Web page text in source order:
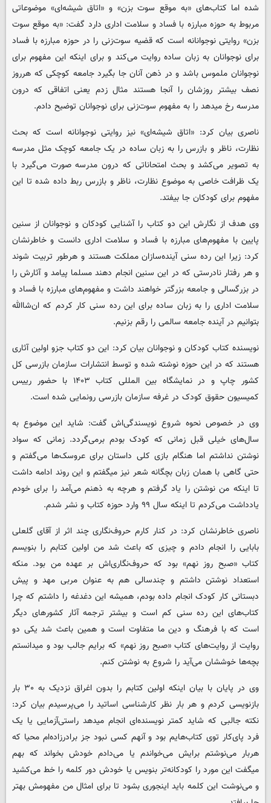
شده اما کتاب‌های «به موقع سوت بزن» و «اتاق شیشه‌ای» موضوعاتی
مربوط به حوزه مبارزه با فساد و سلامت اداری دارد گفت: «به موقع سوت
بزن» روایتی نوجوانانه است که قضیه سوت‌زنی را در حوزه مبارزه با فساد
برای نوجوانان به زبان ساده روایت می‌کند و برای اینکه این مفهوم برای
نوجوانان ملموس‌ باشد و در ذهن آنان جا بگیرد جامعه‌ کوچکی که هرروز
نصف بیشتر روزشان را آنجا هستند مثال زدم یعنی اتفاقی که درون
مدرسه رخ میدهد را به مفهوم سوت‌زنی برای نوجوانان توضیح دادم.
ناصری بیان کرد: «اتاق شیشه‌ای» نیز روایتی نوجوانانه است که بحث
نظارت، ناظر و بازرس را به زبان ساده در یک جامعه کوچک مثل مدرسه
به تصویر می‌کشد و بحث امتحاناتی که درون مدرسه صورت می‌گیرد با
یک ظرافت خاصی به موضوع نظارت، ناظر و بازرس ربط داده شده تا این
مفهوم برای کودکان جا بیفتد.
وی هدف از نگارش این دو کتاب را آشنایی کودکان و نوجوانان از سنین
پایین با مفهوم‌های مبارزه با فساد و سلامت اداری دانست و خاطرنشان
کرد: زیرا این رده سنی آینده‌سازان مملکت هستند و هرطور تربیت شوند
و هر رفتار نادرستی که در این سنین انجام دهند مسلما پیامد و آثارش را
در بزرگسالی و جامعه بزرگتر خواهند داشت و مفهوم‌های مبارزه با فساد و
سلامت اداری را به زبان ساده برای این رده سنی کار کردم که ان‌شاالله
بتوانیم در آینده جامعه سالمی‌ را رقم بزنیم.
نویسنده کتاب کودکان و نوجوانان بیان کرد: این دو کتاب جزو اولین آثاری
هستند که در این حوزه نوشته شده و توسط انتشارات سازمان بازرسی کل
کشور چاپ و در نمایشگاه بین المللی کتاب ۱۴۰۳ با حضور رییس
کمیسیون حقوق کودک در غرفه سازمان بازرسی رونمایی شده است.
وی در خصوص نحوه شروع نویسندگی‌اش گفت: شاید این موضوع به
سال‌های خیلی قبل زمانی که کودک بودم برمی‌گردد. زمانی که سواد
نوشتن نداشتم اما هنگام بازی کلی داستان برای عروسک‌ها می‌گفتم و
حتی گاهی با همان زبان بچگانه شعر نیز میگفتم و این روند ادامه داشت
تا اینکه من نوشتن را یاد گرفتم و هرچه به ذهنم می‌آمد را برای خودم
یادداشت می‌کردم تا اینکه سال ۹۹ وارد حوزه کتاب و نشر شدم.
ناصری خاطرنشان کرد: در کنار کارم حروف‌نگاری چند اثر از آقای گلعلی
بابایی را انجام دادم و چیزی که باعث شد من اولین کتابم را بنویسم
کتاب «صبح روز نهم» بود که حروف‌نگاری‌اش بر عهده من بود. منکه
استعداد نوشتن داشتم و چندسالی هم به عنوان مربی مهد و پیش
دبستانی کار کودک انجام داده بودم، همیشه این دغدغه را داشتم که چرا
کتاب‌های این رده سنی کم است و بیشتر ترجمه آثار کشورهای دیگر
است که با فرهنگ و دین ما متفاوت است و همین باعث شد یکی دو
روایت از روایت‌های کتاب «صبح روز نهم» که برایم جالب بود و میدانستم
بچه‌ها خوششان می‌آید را شروع به نوشتن کنم.
وی در پایان با بیان اینکه اولین کتابم را بدون اغراق نزدیک به ۳۰ بار
بازنویسی کردم و هر بار نظر کارشناسی اساتید را می‌پرسیدم بیان کرد:
نکته جالبی که شاید کمتر نویسنده‌ای انجام میدهد راستی‌آزمایی یا یک
فرد پای‌کار توی کتاب‌هایم بود و آنهم کسی نبود جز برادرزاده‌ام محیا که
هربار می‌نوشتم برایش می‌خواندم یا می‌دادم خودش بخواند که بهم
میگفت این مورد را کودکانه‌تر بنویس یا خودش دور کلمه را خط می‌کشید
و می‌نوشت این کلمه باید اینجوری بشود تا برای امثال من مفهومش بهتر